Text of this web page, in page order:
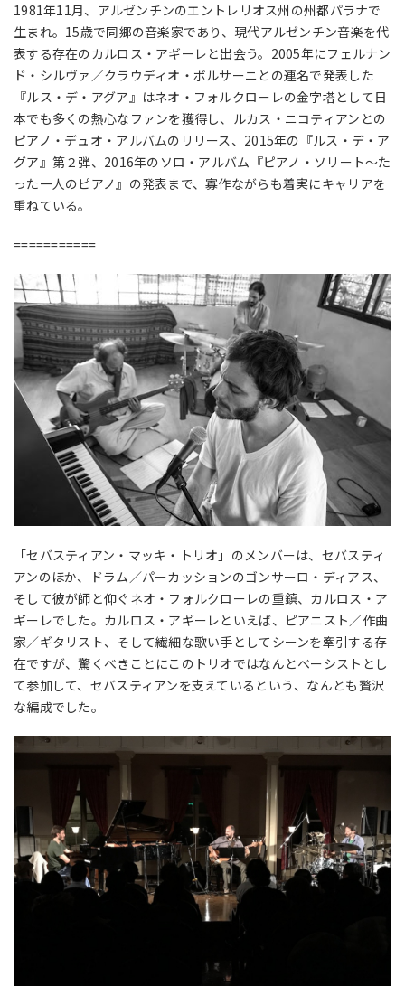
1981年11月、アルゼンチンのエントレリオス州の州都パラナで
生まれ。15歳で同郷の音楽家であり、現代アルゼンチン音楽を代
表する存在のカルロス・アギーレと出会う。2005年にフェルナン
ド・シルヴァ／クラウディオ・ボルサーニとの連名で発表した
『ルス・デ・アグア』はネオ・フォルクローレの金字塔として日
本でも多くの熱心なファンを獲得し、ルカス・ニコティアンとの
ピアノ・デュオ・アルバムのリリース、2015年の『ルス・デ・ア
グア』第２弾、2016年のソロ・アルバム『ピアノ・ソリート～た
った一人のピアノ』の発表まで、寡作ながらも着実にキャリアを
重ねている。
===========
「セバスティアン・マッキ・トリオ」のメンバーは、セバスティ
アンのほか、ドラム／パーカッションのゴンサーロ・ディアス、
そして彼が師と仰ぐネオ・フォルクローレの重鎮、カルロス・ア
ギーレでした。カルロス・アギーレといえば、ピアニスト／作曲
家／ギタリスト、そして繊細な歌い手としてシーンを牽引する存
在ですが、驚くべきことにこのトリオではなんとベーシストとし
て参加して、セバスティアンを支えているという、なんとも贅沢
な編成でした。